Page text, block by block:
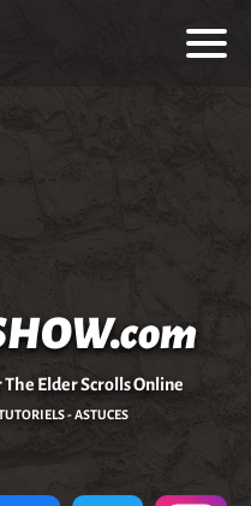
The Elder Scrolls Online
- ASTUCES